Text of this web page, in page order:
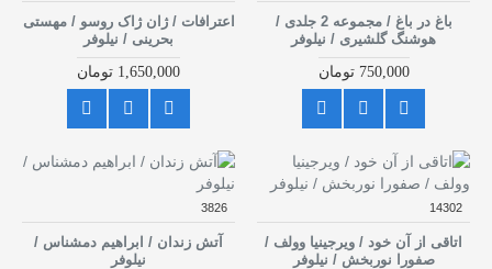
باغ در باغ / مجموعه 2 جلدی /
هوشنگ گلشیری / نیلوفر
750,000 تومان
اعترافات / ژان ژاک روسو / مهستی
بحرینی / نیلوفر
1,650,000 تومان
14302
اتاقی از آن خود / ویرجینیا وولف /
صفورا نوربخش / نیلوفر
3826
آتش زندان / ابراهیم دمشناس /
نیلوفر